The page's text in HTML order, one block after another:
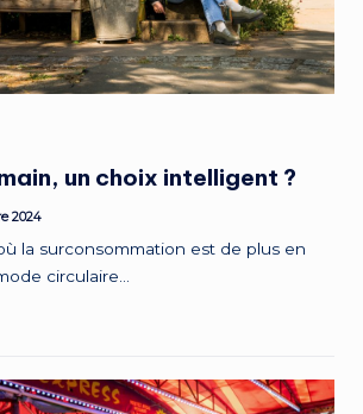
un choix intelligent ?
2024
la surconsommation est de plus en
circulaire…